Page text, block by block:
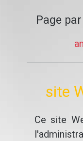
Page
site
Ce site